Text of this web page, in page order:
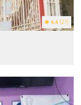
4.4 (27)